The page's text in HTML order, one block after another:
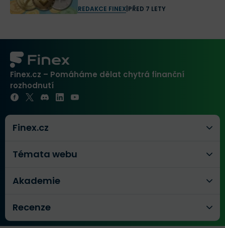
REDAKCE FINEX| PŘED 7 LETY
Finex.cz – Pomáháme dělat chytrá finanční
rozhodnutí
Finex.cz
Témata webu
Akademie
Recenze